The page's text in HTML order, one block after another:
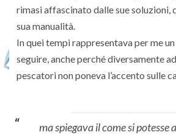
rimasi affascinato dalle sue soluzioni,
sua manualità.
In quei tempi rappresentava per me
seguire, anche perché diversamente
pescatori non poneva l’accento sulle
ma spiegava il come si potesse